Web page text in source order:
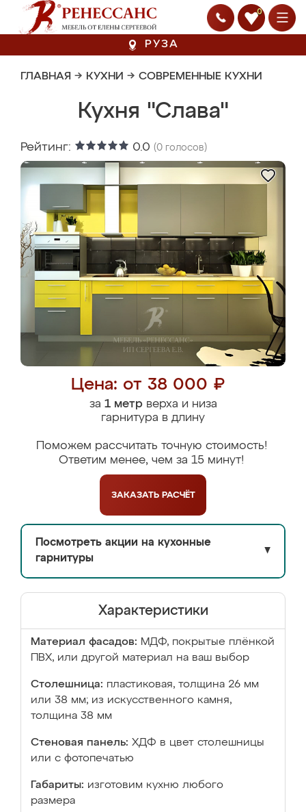
0
РУЗА
ГЛАВНАЯ → КУХНИ → СОВРЕМЕННЫЕ КУХНИ
Кухня "Слава"
Рейтинг: 0.0 (0 голосов)
Цена: от 38 000 ₽
за 1 метрверха и низа
гарнитура в длину
Поможем рассчитать точную стоимость!
Ответим менее, чем за 15 минут!
ЗАКАЗАТЬ РАСЧЁТ
Посмотреть акции на кухонные
гарнитуры
▼
Характеристики
Материал фасадов: МДФ, покрытые плёнкой
ПВХ, или другой материал на ваш выбор
Столешница: пластиковая, толщина 26 мм
или 38 мм; из искусственного камня,
толщина 38 мм
Стеновая панель: ХДФ в цвет столешницы
или с фотопечатью
Габариты: изготовим кухню любого
размера